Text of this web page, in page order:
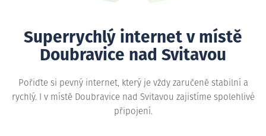
Superrychlý internet v místě
Doubravice nad Svitavou
Pořiďte si pevný internet, který je vždy zaručeně stabilní a
rychlý. I v místě Doubravice nad Svitavou zajistíme spolehlivé
připojení.